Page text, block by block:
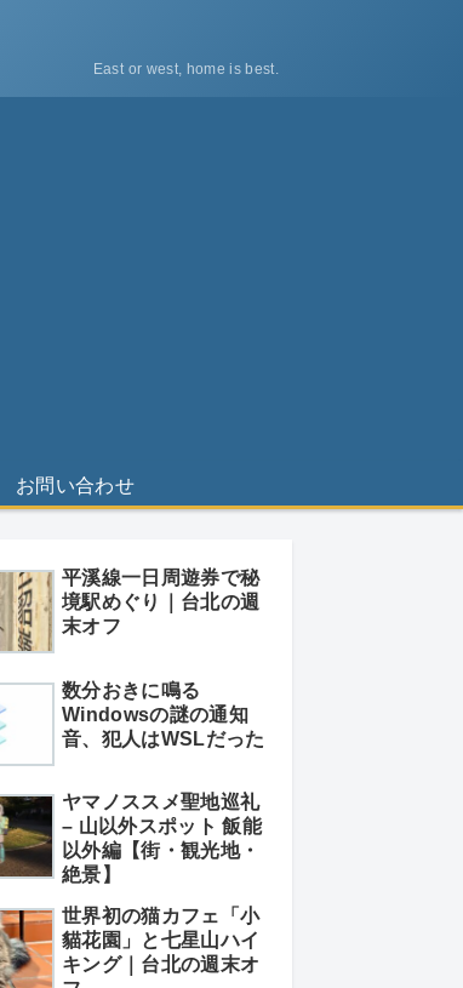
East or west, home is best.
お問い合わせ
平溪線一日周遊券で秘
境駅めぐり｜台北の週
末オフ
数分おきに鳴る
Windowsの謎の通知
音、犯人はWSLだった
ヤマノススメ聖地巡礼
– 山以外スポット 飯能
以外編【街・観光地・
絶景】
世界初の猫カフェ「小
貓花園」と七星山ハイ
キング｜台北の週末オ